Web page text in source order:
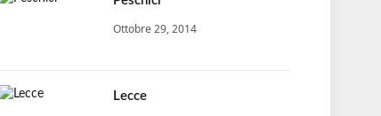
Ottobre 29, 2014
Lecce